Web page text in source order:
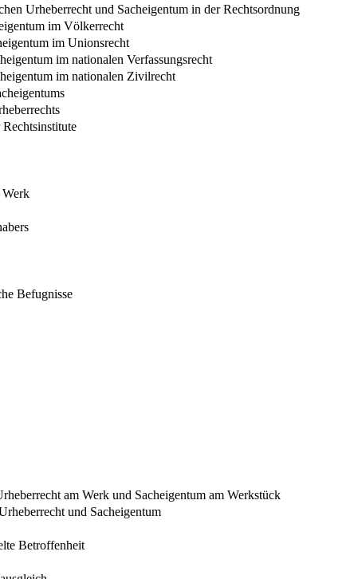
Urheberrecht und Sacheigentum in der Rechtsordnung
im Völkerrecht
im Unionsrecht
im nationalen Verfassungsrecht
im nationalen Zivilrecht
Werk
Befugnisse
am Werk und Sacheigentum am Werkstück
und Sacheigentum
Betroffenheit